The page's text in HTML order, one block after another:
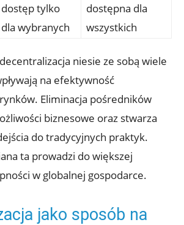
dostęp tylko
dla wybranych
dostępna dla
wszystkich
niesie⁣ ze ‍sobą wiele
​na efektywność
Eliminacja pośredników
⁤biznesowe⁣ oraz stwarza⁢
do tradycyjnych praktyk.
ta prowadzi do większej
w globalnej gospodarce.
jako ⁢sposób na